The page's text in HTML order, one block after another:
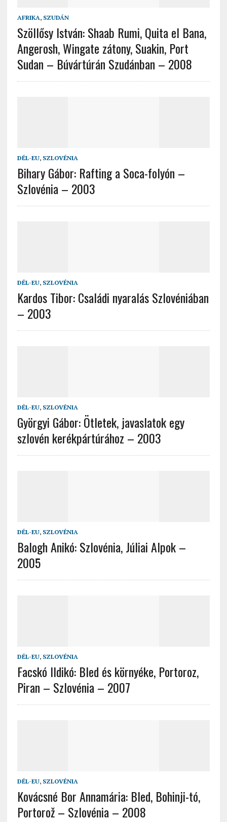
AFRIKA, SZUDÁN
Szöllősy István: Shaab Rumi, Quita el Bana,
Angerosh, Wingate zátony, Suakin, Port
Sudan – Búvártúrán Szudánban – 2008
DÉL-EU, SZLOVÉNIA
Bihary Gábor: Rafting a Soca-folyón –
Szlovénia – 2003
DÉL-EU, SZLOVÉNIA
Kardos Tibor: Családi nyaralás Szlovéniában
– 2003
DÉL-EU, SZLOVÉNIA
Györgyi Gábor: Ötletek, javaslatok egy
szlovén kerékpártúrához – 2003
DÉL-EU, SZLOVÉNIA
Balogh Anikó: Szlovénia, Júliai Alpok –
2005
DÉL-EU, SZLOVÉNIA
Facskó Ildikó: Bled és környéke, Portoroz,
Piran – Szlovénia – 2007
DÉL-EU, SZLOVÉNIA
Kovácsné Bor Annamária: Bled, Bohinji-tó,
Portorož – Szlovénia – 2008